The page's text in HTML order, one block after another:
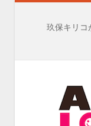
玖保キリコ